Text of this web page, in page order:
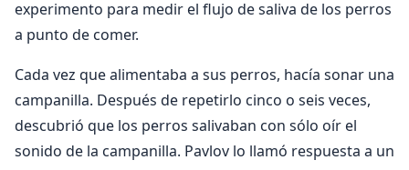
experimento para medir el flujo de saliva de los perros
a punto de comer.
Cada vez que alimentaba a sus perros, hacía sonar una
campanilla. Después de repetirlo cinco o seis veces,
descubrió que los perros salivaban con sólo oír el
sonido de la campanilla. Pavlov lo llamó respuesta a un